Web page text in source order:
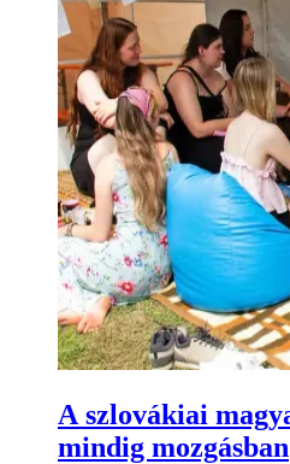
A szlovákiai
mindig mozgásban